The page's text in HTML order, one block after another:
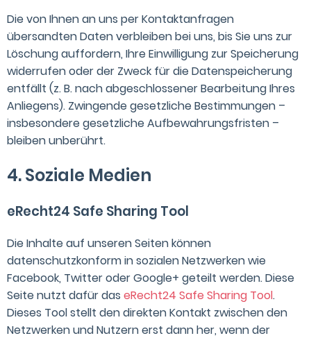
Die von Ihnen an uns per Kontaktanfragen
übersandten Daten verbleiben bei uns, bis Sie uns zur
Löschung auffordern, Ihre Einwilligung zur Speicherung
widerrufen oder der Zweck für die Datenspeicherung
entfällt (z. B. nach abgeschlossener Bearbeitung Ihres
Anliegens). Zwingende gesetzliche Bestimmungen –
insbesondere gesetzliche Aufbewahrungsfristen –
bleiben unberührt.
4. Soziale Medien
eRecht24 Safe Sharing Tool
Die Inhalte auf unseren Seiten können
datenschutzkonform in sozialen Netzwerken wie
Facebook, Twitter oder Google+ geteilt werden. Diese
Seite nutzt dafür das eRecht24 Safe Sharing Tool.
Dieses Tool stellt den direkten Kontakt zwischen den
Netzwerken und Nutzern erst dann her, wenn der